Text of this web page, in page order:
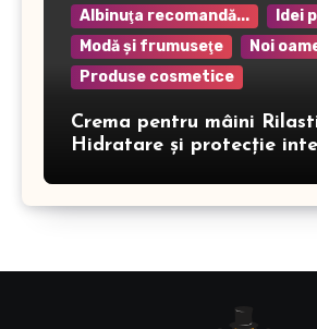
Albinuţa recomandă...
Idei
Modă şi frumuseţe
Noi
Produse cosmetice
Crema pentru mâini
Hidratare și protecție